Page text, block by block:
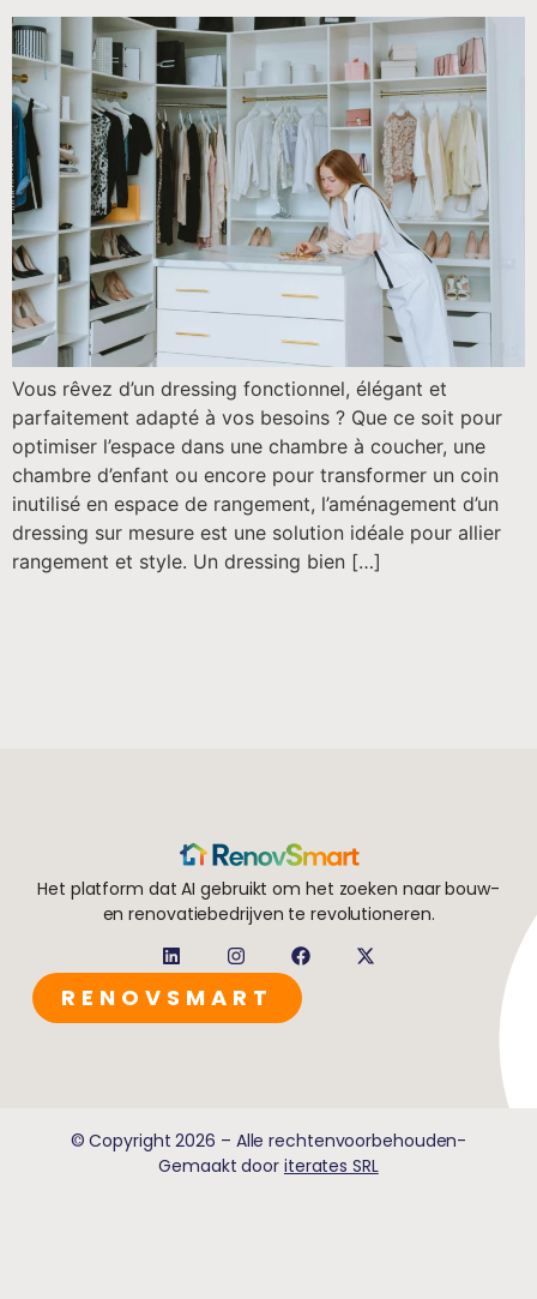
Vous rêvez d’un dressing fonctionnel, élégant et
parfaitement adapté à vos besoins ? Que ce soit pour
optimiser l’espace dans une chambre à coucher, une
chambre d’enfant ou encore pour transformer un coin
inutilisé en espace de rangement, l’aménagement d’un
dressing sur mesure est une solution idéale pour allier
rangement et style. Un dressing bien […]
Het platform dat AI gebruikt om het zoeken naar bouw-
en renovatiebedrijven te revolutioneren.
RENOVSMART
© Copyright 2026 – Alle rechtenvoorbehouden-
Gemaakt door iterates SRL